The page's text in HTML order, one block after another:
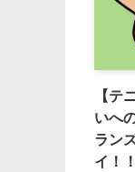
【
いへ
ラン
イ！！